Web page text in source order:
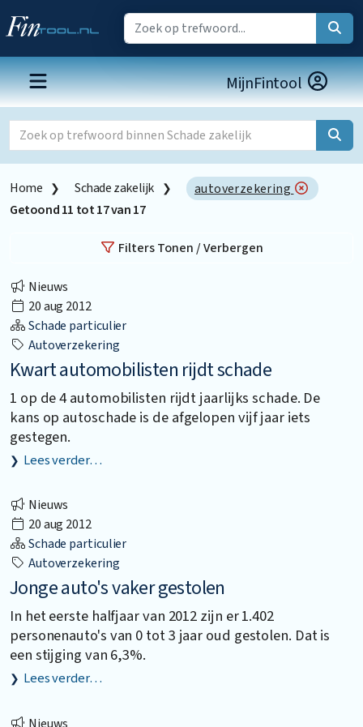
MijnFintool
Home Schade zakelijk
autoverzekering
Getoond11 tot17van17
Filters Tonen / Verbergen
Nieuws
20 aug 2012
Schade particulier
Autoverzekering
Kwart automobilisten rijdt schade
1 op de 4 automobilisten rijdt jaarlijks schade. De
kans op autoschade is de afgelopen vijf jaar iets
gestegen.
Lees verder…
Nieuws
20 aug 2012
Schade particulier
Autoverzekering
Jonge auto's vaker gestolen
In het eerste halfjaar van 2012 zijn er 1.402
personenauto's van 0 tot 3 jaar oud gestolen. Dat is
een stijging van 6,3%.
Lees verder…